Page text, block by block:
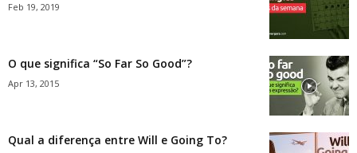
Feb 19, 2019
O que significa “So Far So Good”?
Apr 13, 2015
Qual a diferença entre Will e Going To?